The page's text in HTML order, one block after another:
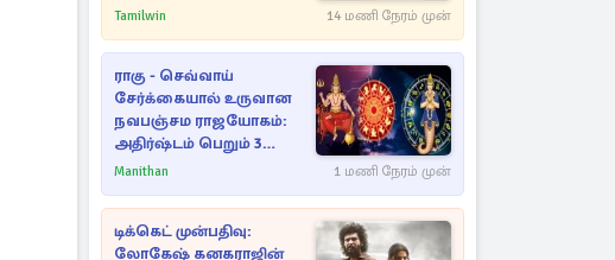
முக்கிய ஆவணங்கள்!
Tamilwin 14 மணி நேரம் முன்
ராகு - செவ்வாய்
சேர்க்கையால் உருவான
நவபஞ்சம ராஜயோகம்:
அதிர்ஷ்டம் பெறும் 3
ராசிகள்!
Manithan 1 மணி நேரம் முன்
டிக்கெட் முன்பதிவு:
லோகேஷ் கனகராஜின்